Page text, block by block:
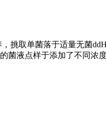
挑取单菌落于适量无菌
菌液点样于添加了不同